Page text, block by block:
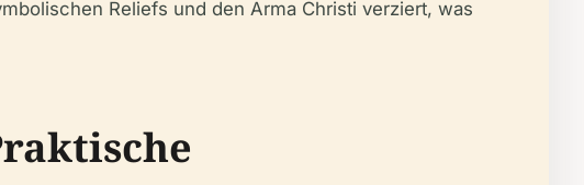
Reliefs und den Arma Christi verziert, was